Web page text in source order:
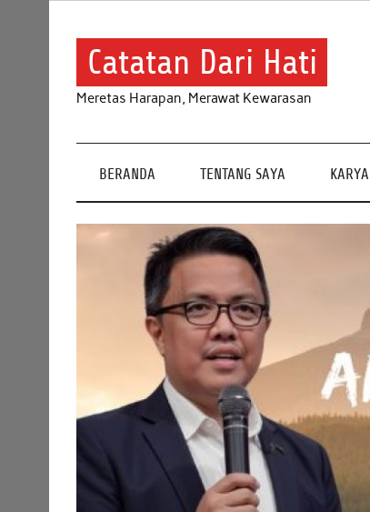
Catatan Dari Hati
Meretas Harapan, Merawat Kewarasan
BERANDA TENTANG SAYA